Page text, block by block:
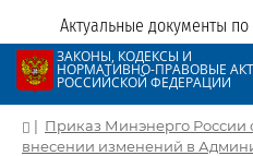
Актуальные документы
ЗАКОНЫ, КОДЕКСЫ И
НОРМАТИВНО-ПРАВОВЫЕ
РОССИЙСКОЙ ФЕДЕРАЦИИ
| Приказ Минэнерго России
внесении изменений в